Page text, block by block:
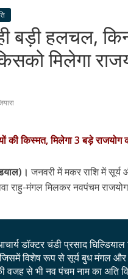
बड़ी हलचल,
मिलेगा
की किस्मत, मिलेगा 3 बड़े
जनवरी में मकर राशि में सूर्य
राहु-मंगल मिलकर नवपंचम
डॉक्टर चंडी प्रसाद घिल्डियाल
जिसमें विशेष रूप से सूर्य बुध मंगल
से भी नव पंचम नाम का अति